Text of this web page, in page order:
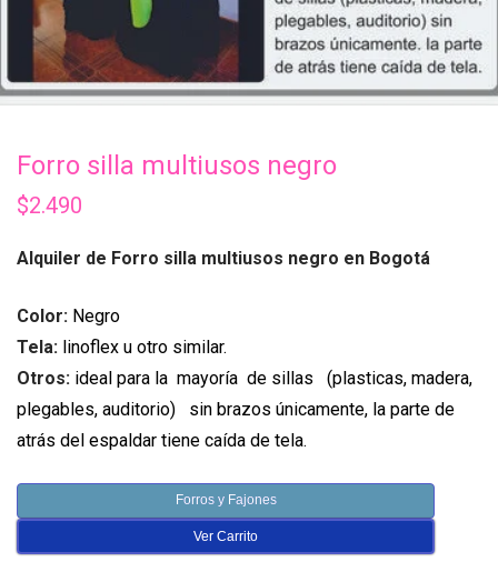
Forro silla multiusos negro
$2.490
Alquiler de Forro silla multiusos negro en Bogotá
Color: Negro
Tela: linoflex u otro similar.
Otros: ideal para la mayoría de sillas (plasticas, madera,
plegables, auditorio) sin brazos únicamente, la parte de
atrás del espaldar tiene caída de tela.
Forros y Fajones
Ver Carrito